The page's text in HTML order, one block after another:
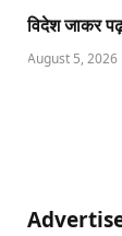
विदेश जाकर
August 5, 2026